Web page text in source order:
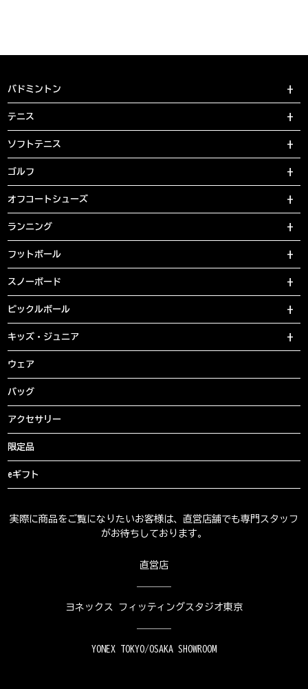
バドミントン
テニス
ソフトテニス
ゴルフ
オフコートシューズ
ランニング
フットボール
スノーボード
ピックルボール
キッズ・ジュニア
ウェア
バッグ
アクセサリー
限定品
eギフト
実際に商品をご覧になりたいお客様は、直営店舗でも専門スタッフ
がお待ちしております。
直営店
ヨネックス フィッティングスタジオ東京
YONEX TOKYO/OSAKA SHOWROOM